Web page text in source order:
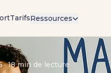
TarifsRessources
· 18 min de lecture